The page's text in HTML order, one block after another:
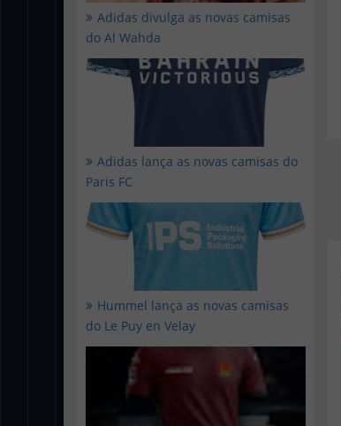
Adidas divulga as novas camisas
do Al Wahda
Adidas lança as novas camisas do
Paris FC
Hummel lança as novas camisas
do Le Puy en Velay